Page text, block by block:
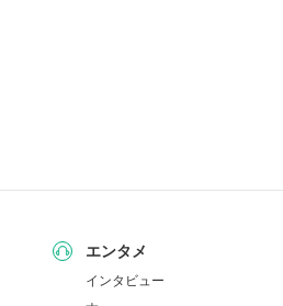
エンタメ
インタビュー